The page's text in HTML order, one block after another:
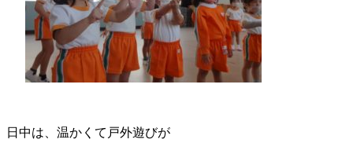
日中は、温かくて戸外遊びが